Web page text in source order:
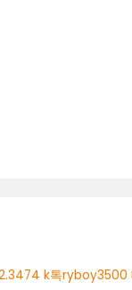
k톡ryboy3500